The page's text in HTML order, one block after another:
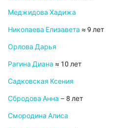
Меджидова Хадижа
Николаева Елизавета ≈ 9 лет
Орлова Дарья
Рагина Диана ≈ 10 лет
Садковская Ксения
Сбродова Анна – 8 лет
Смородина Алиса